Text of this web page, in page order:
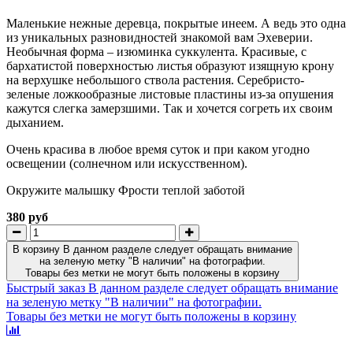
Маленькие нежные деревца, покрытые инеем. А ведь это одна
из уникальных разновидностей знакомой вам Эхеверии.
Необычная форма – изюминка суккулента. Красивые, с
бархатистой поверхностью листья образуют изящную крону
на верхушке небольшого ствола растения. Серебристо-
зеленые ложкообразные листовые пластины из-за опушения
кажутся слегка замерзшими. Так и хочется согреть их своим
дыханием.
Очень красива в любое время суток и при каком угодно
освещении (солнечном или искусственном).
Окружите малышку Фрости теплой заботой
380 руб
В корзину В данном разделе следует обращать внимание
на зеленую метку "В наличии" на фотографии.
Товары без метки не могут быть положены в корзину
Быстрый заказ В данном разделе следует обращать внимание
на зеленую метку "В наличии" на фотографии.
Товары без метки не могут быть положены в корзину